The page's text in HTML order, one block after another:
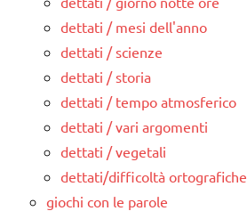
dettati / mesi dell'anno
dettati / scienze
dettati / storia
dettati / tempo atmosferico
dettati / vari argomenti
dettati / vegetali
dettati/difficoltà ortografiche
giochi con le parole